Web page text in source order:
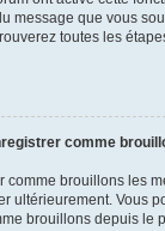
message que vous
toutes les
comme
comme brouillons les
ultérieurement. Vous
brouillons depuis le